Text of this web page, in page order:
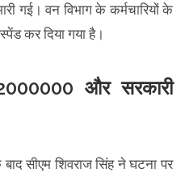
गई। वन विभाग के कर्मचारियों के
कर दिया गया है।
और सरकारी
सीएम शिवराज सिंह ने घटना पर